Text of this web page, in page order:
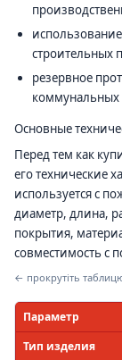
строительных
резервное
коммунальных
Основные
Перед тем как
его технические
используется с
диаметр, длина,
покрытия,
совместимость с
← прокрутіть
Параметр
Тип изделия